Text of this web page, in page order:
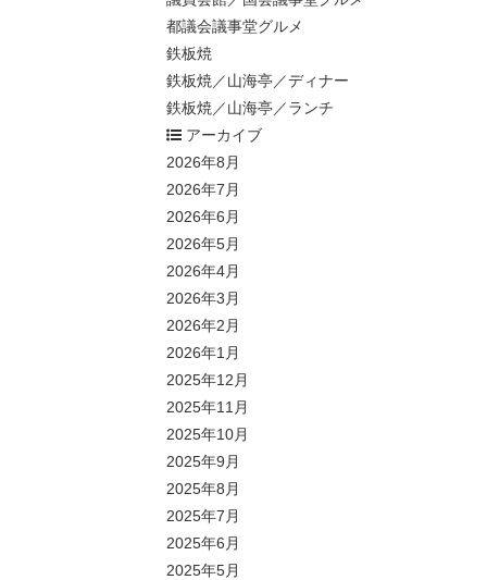
都議会議事堂グルメ
鉄板焼
鉄板焼／山海亭／ディナー
鉄板焼／山海亭／ランチ
アーカイブ
2026年8月
2026年7月
2026年6月
2026年5月
2026年4月
2026年3月
2026年2月
2026年1月
2025年12月
2025年11月
2025年10月
2025年9月
2025年8月
2025年7月
2025年6月
2025年5月